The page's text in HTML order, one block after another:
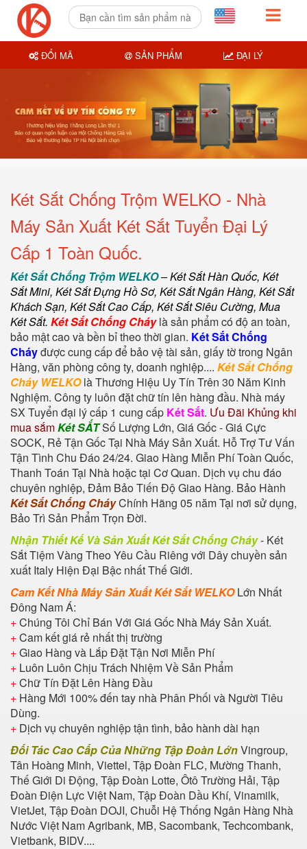
Két Sắt Chống Trộm WELKO - Nhà
Máy Sản Xuất Két Sắt Tuyển Đại Lý
Cấp 1 Toàn Quốc.
Két Sắt Chống Trộm WELKO–Két Sắt Hàn Quốc, Két
Sắt Mini, Két Sắt Đựng Hồ Sơ, Két Sắt Ngân Hàng, Két Sắt
Khách Sạn, Két Sắt Cao Cấp, Két Sắt Siêu Cường, Mua
Két Sắt. Két Sắt Chống Cháylà sản phẩm có độ an toàn,
bảo mật cao và bền bỉ theo thời gian. Két Sắt Chống
Cháyđược cung cấp để bảo vệ tài sản, giấy tờ trong Ngân
Hàng, văn phòng công ty, doanh nghiệp.... Két Sắt Chống
Cháy WELKOlà Thương Hiệu Uy Tín Trên 30 Năm Kinh
Nghiệm. Công ty luôn đặt chữ tín lên hàng đầu. Nhà máy
SX Tuyển đại lý cấp 1 cung cấp Két Sắt. Ưu Đãi Khủng khi
mua sắmKét SẮTSố Lượng Lớn, Giá Gốc - Giá Cực
SOCK, Rẻ Tận Gốc Tại Nhà Máy Sản Xuất. Hỗ Trợ Tư Vấn
Tận Tình Chu Đáo 24/24. Giao Hàng Miễn Phí Toàn Quốc,
Thanh Toán Tại Nhà hoặc tại Cơ Quan. Dịch vụ chu đáo
chuyên nghiệp, Đảm Bảo Tiến Độ Giao Hàng. Bảo Hành
Két Sắt Chống CháyChính Hãng 05 năm Tại nơi sử dụng,
Bảo Trì Sản Phẩm Trọn Đời.
Nhận Thiết Kế Và Sản Xuất Két Sắt Chống Cháy- Két
Sắt Tiệm Vàng Theo Yêu Cầu Riêng với Dây chuyền sản
xuất Italy Hiện Đại Bậc nhất Thế Giới.
Cam Kết Nhà Máy Sản Xuất Két Sắt WELKOLớn Nhất
Đông Nam Á:
+Chúng Tôi Chỉ Bán Với Giá Gốc Nhà Máy Sản Xuất.
+Cam kết giá rẻ nhất thị trường
+Giao Hàng và Lắp Đặt Tận Nơi Miễn Phí
+ Luôn Luôn Chịu Trách Nhiệm Về Sản Phẩm
+Chữ Tín Đặt Lên Hàng Đầu
+ Hàng Mới 100% đến tay nhà Phân Phối và Người Tiêu
Dùng.
+ Dịch vụ chuyên nghiệp tận tình, bảo hành dài hạn
Đối Tác Cao Cấp Của Những Tập Đoàn LớnVingroup,
Tân Hoàng Minh, Viettel, Tập Đoàn FLC, Mường Thanh,
Thế Giới Di Động, Tập Đoàn Lotte, Ôtô Trường Hải, Tập
Đoàn Điện Lực Việt Nam, Tập Đoàn Dầu Khí, Vinamilk,
VietJet, Tập Đoàn DOJI, Chuỗi Hệ Thống Ngân Hàng Nhà
Nước Việt Nam Agribank, MB, Sacombank, Techcombank,
Vietbank, BIDV....
ĐỔI MÃ SẢN PHẨM ĐẠI LÝ